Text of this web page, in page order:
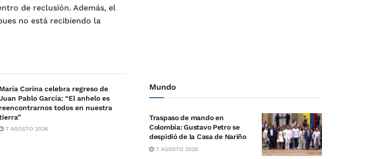
de reclusión. Además, el
no está recibiendo la
María Corina celebra regreso de
Pablo García: “El anhelo es
reencontrarnos todos en nuestra
7 AGOSTO 2026
Mundo
Traspaso de mando en
Colombia: Gustavo Petro se
despidió de la Casa de Nariño
7 AGOSTO 2026